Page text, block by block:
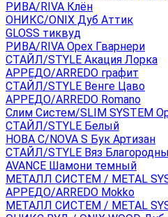
РИВА/RIVA Клён
ОНИКС/ONIX Дуб Аттик
GLOSS тиквуд
РИВА/RIVA Орех Гварнери
СТАЙЛ/STYLE Акация Лорка
АРРЕДО/ARREDO графит
СТАЙЛ/STYLE Венге Цаво
АРРЕДО/ARREDO Romano
Слим Систем/SLIM SYSTEM
СТАЙЛ/STYLE Белый
НОВА С/NOVA S Бук Артизан
СТАЙЛ/STYLE Вяз
AVANCE Шамони темный
МЕТАЛЛ СИСТЕМ / METAL
АРРЕДО/ARREDO Mokko
МЕТАЛЛ СИСТЕМ / METAL